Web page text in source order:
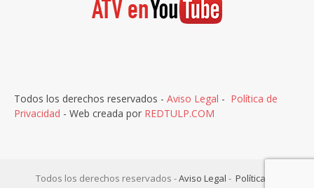
Todos los derechos reservados - Aviso Legal - Política de
Privacidad - Web creada por REDTULP.COM
Todos los derechos reservados -Aviso Legal - Política de